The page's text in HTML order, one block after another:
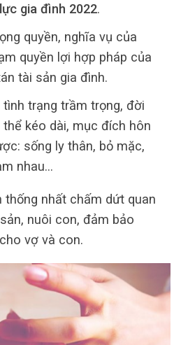
gia đình 2022.
quyền, nghĩa vụ của
quyền lợi hợp pháp của
tài sản gia đình.
trạng trầm trọng, đời
kéo dài, mục đích hôn
sống ly thân, bỏ mặc,
nhau…
thống nhất chấm dứt quan
nuôi con, đảm bảo
vợ và con.